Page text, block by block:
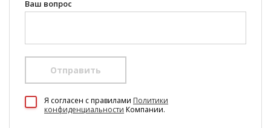
Ваш вопрос
Отправить
Я согласен c правилами Политики
конфиденциальности Компании.